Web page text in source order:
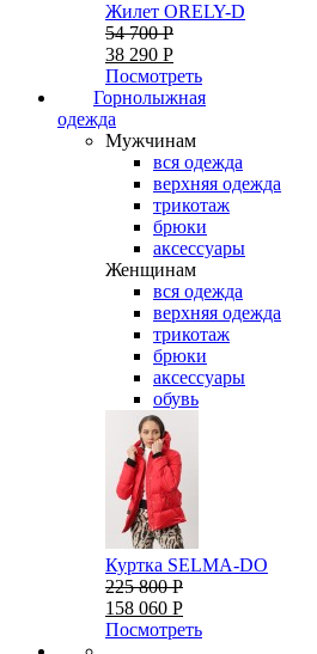
Жилет ORELY-D
54 700 Р
38 290 Р
Посмотреть
Горнолыжная
одежда
Мужчинам
вся одежда
верхняя одежда
трикотаж
брюки
аксессуары
Женщинам
вся одежда
верхняя одежда
трикотаж
брюки
аксессуары
обувь
Куртка SELMA-DO
225 800 Р
158 060 Р
Посмотреть